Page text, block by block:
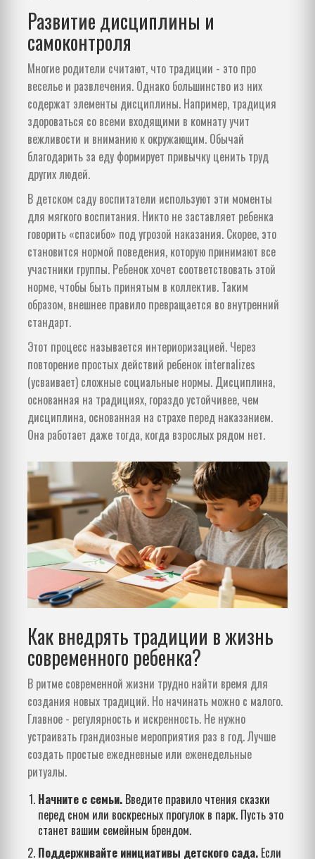
Развитие дисциплины и
самоконтроля
Многие родители считают, что традиции - это про
веселье и развлечения. Однако большинство из них
содержат элементы дисциплины. Например, традиция
здороваться со всеми входящими в комнату учит
вежливости и вниманию к окружающим. Обычай
благодарить за еду формирует привычку ценить труд
других людей.
В детском саду воспитатели используют эти моменты
для мягкого воспитания. Никто не заставляет ребенка
говорить «спасибо» под угрозой наказания. Скорее, это
становится нормой поведения, которую принимают все
участники группы. Ребенок хочет соответствовать этой
норме, чтобы быть принятым в коллектив. Таким
образом, внешнее правило превращается во внутренний
стандарт.
Этот процесс называется интериоризацией. Через
повторение простых действий ребенок internalizes
(усваивает) сложные социальные нормы. Дисциплина,
основанная на традициях, гораздо устойчивее, чем
дисциплина, основанная на страхе перед наказанием.
Она работает даже тогда, когда взрослых рядом нет.
Как внедрять традиции в жизнь
современного ребенка?
В ритме современной жизни трудно найти время для
создания новых традиций. Но начинать можно с малого.
Главное - регулярность и искренность. Не нужно
устраивать грандиозные мероприятия раз в год. Лучше
создать простые ежедневные или еженедельные
ритуалы.
Начните с семьи. Введите правило чтения сказки
перед сном или воскресных прогулок в парк. Пусть это
станет вашим семейным брендом.
Поддерживайте инициативы детского сада. Если